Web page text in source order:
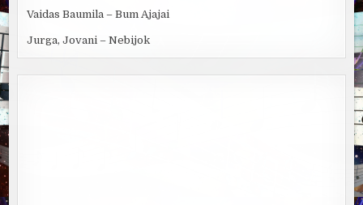
Vaidas Baumila – Bum Ajajai
Jurga, Jovani – Nebijok